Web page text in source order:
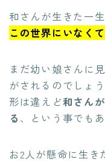
和さんが生きた一
この世界にいなく
まだ幼い娘さんに
がされるのでしょ
形は違えど和さん
る 、という事でも
お2人が懸命に生き